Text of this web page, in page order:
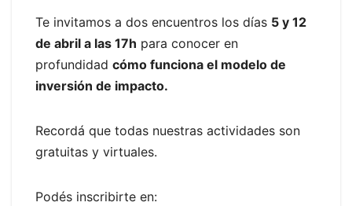
Te invitamos a dos encuentros los días 5 y 12
de abril a las 17h para conocer en
profundidad cómo funciona el modelo de
inversión de impacto.
Recordá que todas nuestras actividades son
gratuitas y virtuales.
Podés inscribirte en: